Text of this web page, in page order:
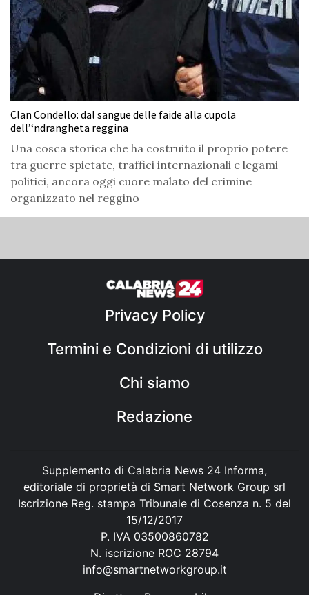
Clan Condello: dal sangue delle faide alla cupola
dell’‘ndrangheta reggina
Una cosca storica che ha costruito il proprio potere
tra guerre spietate, traffici internazionali e legami
politici, ancora oggi cuore malato del crimine
organizzato nel reggino
Privacy Policy
Termini e Condizioni di utilizzo
Chi siamo
Redazione
Supplemento di Calabria News 24 Informa,
editoriale di proprietà di Smart Network Group srl
Iscrizione Reg. stampa Tribunale di Cosenza n. 5 del
15/12/2017
P. IVA 03500860782
N. iscrizione ROC 28794
info@smartnetworkgroup.it